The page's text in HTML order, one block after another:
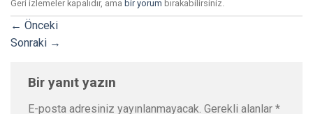
Geri izlemeler kapalıdır, ama bir yorum bırakabilirsiniz.
← Önceki
Sonraki →
Bir yanıt yazın
E-posta adresiniz yayınlanmayacak. Gerekli alanlar *